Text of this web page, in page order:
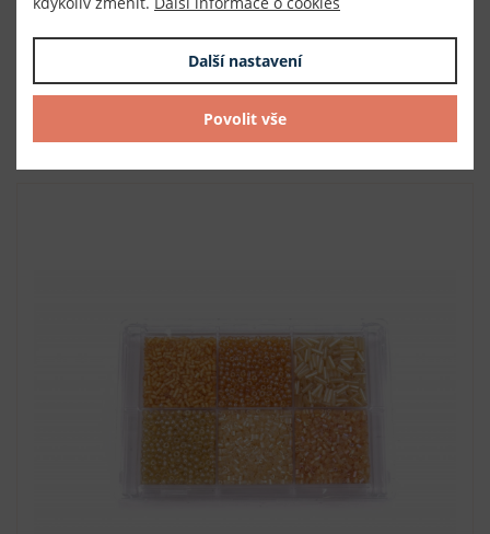
skladem
58,81 Kč s DPH / krabička
1 krabička (58,81 Kč s DPH / bal.)
Další nastavení
Povolit vše